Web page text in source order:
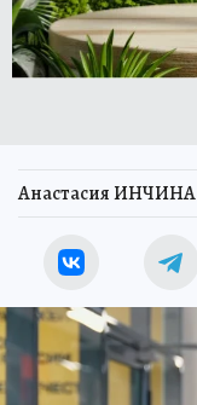
Анастасия ИНЧИНА